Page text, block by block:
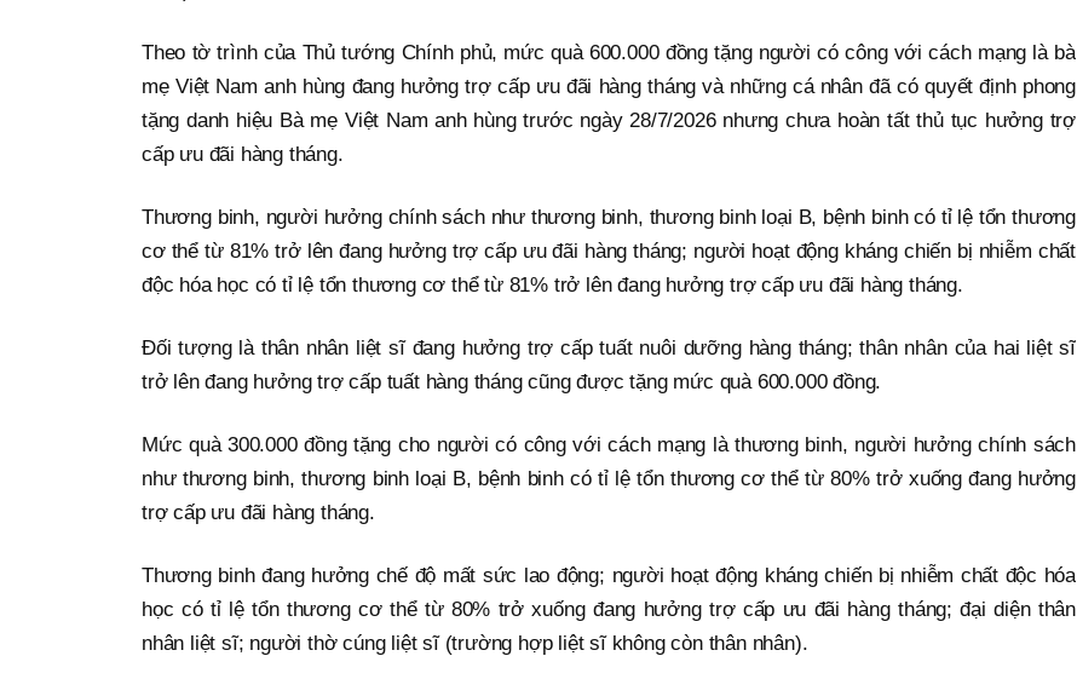
Theo tờ trình của Thủ tướng Chính phủ, mức quà 600.000 đồng tặng người có công với cách mạng là bà
mẹ Việt Nam anh hùng đang hưởng trợ cấp ưu đãi hàng tháng và những cá nhân đã có quyết định phong
tặng danh hiệu Bà mẹ Việt Nam anh hùng trước ngày 28/7/2026 nhưng chưa hoàn tất thủ tục hưởng trợ
cấp ưu đãi hàng tháng.
Thương binh, người hưởng chính sách như thương binh, thương binh loại B, bệnh binh có tỉ lệ tổn thương
cơ thể từ 81% trở lên đang hưởng trợ cấp ưu đãi hàng tháng; người hoạt động kháng chiến bị nhiễm chất
độc hóa học có tỉ lệ tổn thương cơ thể từ 81% trở lên đang hưởng trợ cấp ưu đãi hàng tháng.
Đối tượng là thân nhân liệt sĩ đang hưởng trợ cấp tuất nuôi dưỡng hàng tháng; thân nhân của hai liệt sĩ
trở lên đang hưởng trợ cấp tuất hàng tháng cũng được tặng mức quà 600.000 đồng.
Mức quà 300.000 đồng tặng cho người có công với cách mạng là thương binh, người hưởng chính sách
như thương binh, thương binh loại B, bệnh binh có tỉ lệ tổn thương cơ thể từ 80% trở xuống đang hưởng
trợ cấp ưu đãi hàng tháng.
Thương binh đang hưởng chế độ mất sức lao động; người hoạt động kháng chiến bị nhiễm chất độc hóa
học có tỉ lệ tổn thương cơ thể từ 80% trở xuống đang hưởng trợ cấp ưu đãi hàng tháng; đại diện thân
nhân liệt sĩ; người thờ cúng liệt sĩ (trường hợp liệt sĩ không còn thân nhân).